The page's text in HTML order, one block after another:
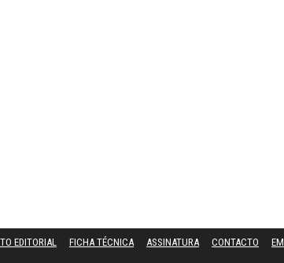
EDITORIAL FICHA TÉCNICA ASSINATURA CONTACTO